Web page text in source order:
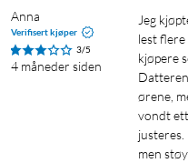
Anna
Verifisert kjøper
3/5
4 måneder siden
Jeg kjøpte disse hodetelefonene etter å ha
lest
kjøpere
ørene,
vondt
men